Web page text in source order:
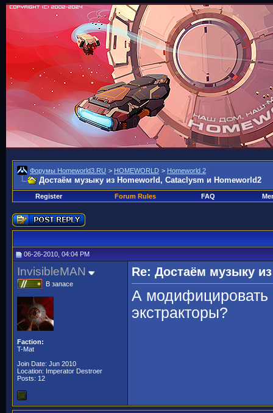
Форумы Homeworld3.RU > HOMEWORLD > Homeworld 2
Достаём музыку из Homeworld, Cataclysm и Homeworld2
Register Forum Rules FAQ
06-26-2010, 04:04 PM
InvisibleMAN
В запасе
Faction:
T-Mat
Join Date: Jun 2010
Location: Imperator Destroer
Posts: 12
Re: Достаём музыку
А модифицировать
экстракторы?